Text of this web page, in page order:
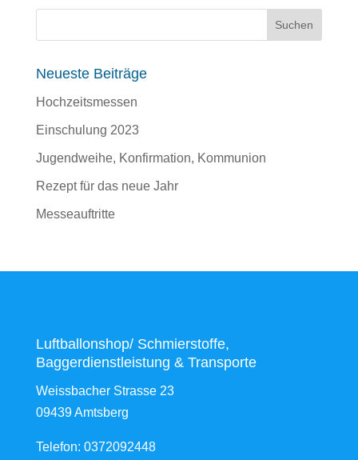
Neueste Beiträge
Hochzeitsmessen
Einschulung 2023
Jugendweihe, Konfirmation, Kommunion
Rezept für das neue Jahr
Messeauftritte
Luftballonshop/ Schmierstoffe,
Baggerdienstleistung & Transporte
Weissbacher Strasse 23
09439 Amtsberg
Telefon: 0372092448